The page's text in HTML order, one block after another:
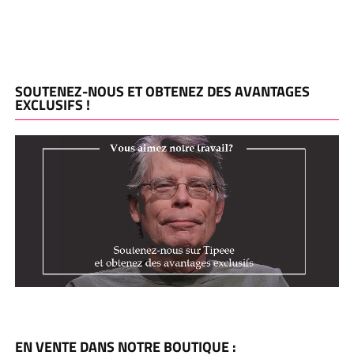
SOUTENEZ-NOUS ET OBTENEZ DES AVANTAGES
EXCLUSIFS !
EN VENTE DANS NOTRE BOUTIQUE :